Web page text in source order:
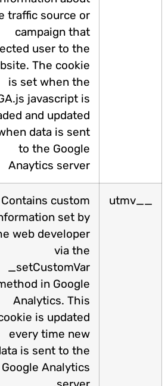
the traffic source or
campaign that
directed user to the
website. The cookie
is set when the
GA.js javascript is
loaded and updated
when data is sent
to the Google
Anaytics server
Contains custom
information set by
the web developer
via the
_setCustomVar
method in Google
Analytics. This
cookie is updated
every time new
data is sent to the
Google Analytics